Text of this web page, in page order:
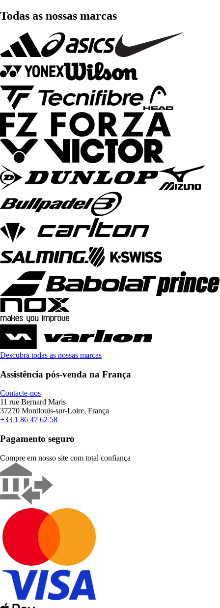
Todas as nossas marcas
Descubra todas as nossas marcas
Assistência pós-venda na França
Contacte-nos
11 rue Bernard Maris
37270 Montlouis-sur-Loire, França
+33 1 86 47 62 58
Pagamento seguro
Compre em nosso site com total confiança